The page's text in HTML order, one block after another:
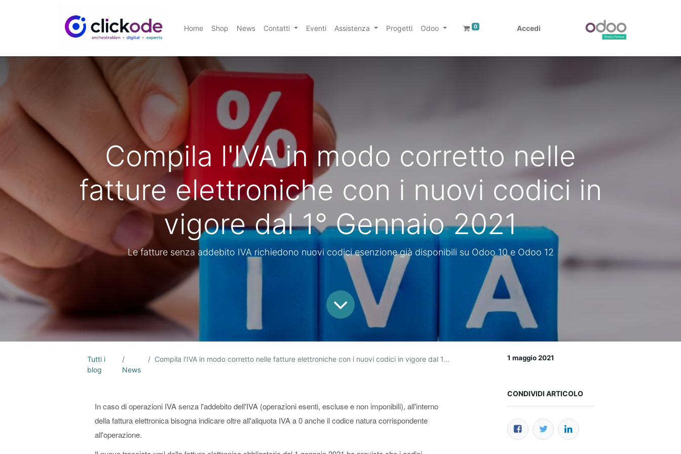
Home Shop News Contatti Eventi Assistenza Progetti Odoo 0 Accedi
Compila l'IVA in modo corretto nelle
fatture elettroniche con i nuovi codici in
vigore dal 1° Gennaio 2021
Le fatture senza addebito IVA richiedono nuovi codici esenzione già disponibili su Odoo 10 e Odoo 12
Tutti i
blog
News
Compila l'IVA in modo corretto nelle fatture elettroniche con i nuovi codici in vigore dal 1° Gennaio 2021
In caso di operazioni IVA senza l'addebito dell'IVA (operazioni esenti, escluse e non imponibili), all'interno
della fattura elettronica bisogna indicare oltre all'aliquota IVA a 0 anche il codice natura corrispondente
all'operazione.
1 maggio 2021
CONDIVIDI ARTICOLO